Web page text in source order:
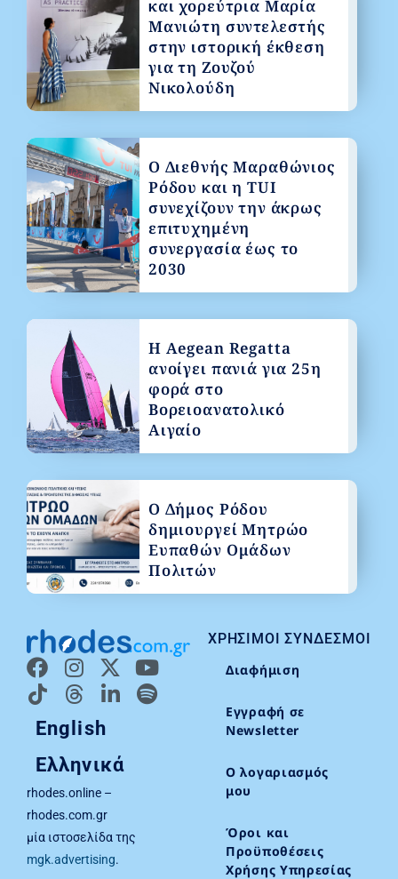
English
Ελληνικά
rhodes.online –
rhodes.com.gr
μία ιστοσελίδα της
mgk.advertising.
ΧΡΉΣΙΜΟΙ ΣΎΝΔΕΣΜΟΙ
Διαφήμιση
Εγγραφή σε
Newsletter
Ο λογαριασμός
μου
Όροι και
Προϋποθέσεις
Χρήσης Υπηρεσίας
και χορεύτρια Μαρία
Μανιώτη συντελεστής
στην ιστορική έκθεση
για τη Ζουζού
Νικολούδη
Ο Διεθνής Μαραθώνιος
Ρόδου και η TUI
συνεχίζουν την άκρως
επιτυχημένη
συνεργασία έως το
2030
Η Aegean Regatta
ανοίγει πανιά για 25η
φορά στο
Βορειοανατολικό
Αιγαίο
Ο Δήμος Ρόδου
δημιουργεί Μητρώο
Ευπαθών Ομάδων
Πολιτών